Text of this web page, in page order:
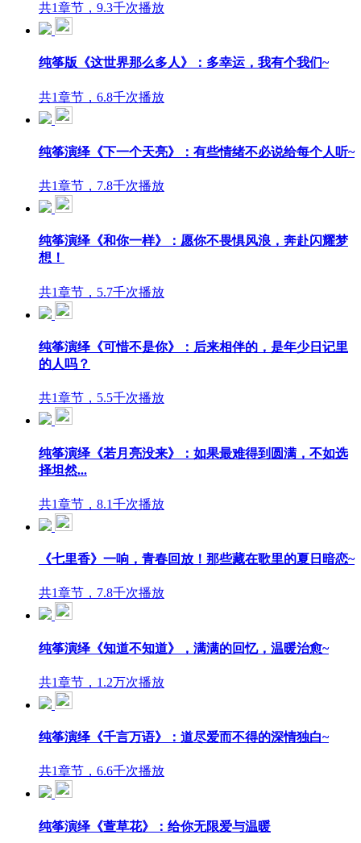
共1章节，9.3千次播放
纯筝版《这世界那么多人》：多幸运，我有个我们~
共1章节，6.8千次播放
纯筝演绎《下一个天亮》：有些情绪不必说给每个人听~
共1章节，7.8千次播放
纯筝演绎《和你一样》：愿你不畏惧风浪，奔赴闪耀梦
想！
共1章节，5.7千次播放
纯筝演绎《可惜不是你》：后来相伴的，是年少日记里
的人吗？
共1章节，5.5千次播放
纯筝演绎《若月亮没来》：如果最难得到圆满，不如选
择坦然...
共1章节，8.1千次播放
《七里香》一响，青春回放！那些藏在歌里的夏日暗恋~
共1章节，7.8千次播放
纯筝演绎《知道不知道》，满满的回忆，温暖治愈~
共1章节，1.2万次播放
纯筝演绎《千言万语》：道尽爱而不得的深情独白~
共1章节，6.6千次播放
纯筝演绎《萱草花》：给你无限爱与温暖